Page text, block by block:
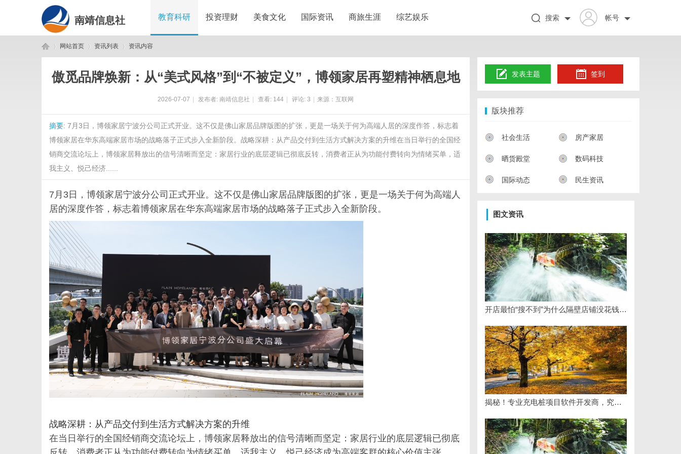
南靖信息社 教育科研 投资理财 美食文化 国际资讯 商旅生涯 综艺娱乐 帐号
搜索
网站首页 资讯列表 资讯内容
傲觅品牌焕新：从“美式风格”到“不被定义”，博领家居再塑精神栖息地
2026-07-07 发布者: 南靖信息社 查看: 144 评论: 3 来源：互联网
摘要: 7月3日，博领家居宁波分公司正式开业。这不仅是佛山家居品牌版图的扩张，更是一场关于何为高端人居的深度作答，标志着
博领家居在华东高端家居市场的战略落子正式步入全新阶段。战略深耕：从产品交付到生活方式解决方案的升维在当日举行的全国经
销商交流论坛上，博领家居释放出的信号清晰而坚定：家居行业的底层逻辑已彻底反转，消费者正从为功能付费转向为情绪买单，适
我主义、悦己经济......
7月3日，博领家居宁波分公司正式开业。这不仅是佛山家居品牌版图的扩张，更是一场关于何为高端人
居的深度作答，标志着博领家居在华东高端家居市场的战略落子正式步入全新阶段。
战略深耕：从产品交付到生活方式解决方案的升维
在当日举行的全国经销商交流论坛上，博领家居释放出的信号清晰而坚定：家居行业的底层逻辑已彻底
发表主题 签到
版块推荐
社会生活 房产家居
晒货殿堂 数码科技
国际动态 民生资讯
图文资讯
开店最怕“搜不到”为什么隔壁店铺没花钱，ai却天天给他免费派单？
揭秘！专业充电桩项目软件开发商，究竟藏着哪些行业秘诀？